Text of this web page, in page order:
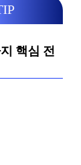
핵심 전